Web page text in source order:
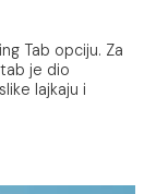
Tab opciju. Za
je dio
lajkaju i